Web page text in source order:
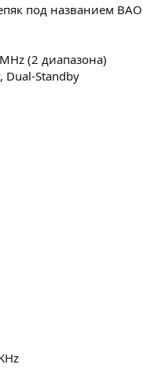
под названием
(2 диапазона)
Dual-Standby